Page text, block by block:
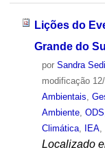
Lições do
Grande do
por Sandra
modificação12/
Ambientais
Ambiente, ODS
Climática, IEA,
Localizado